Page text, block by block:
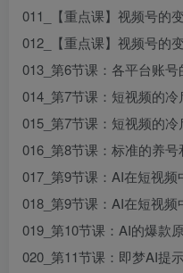
011_【重点课】视频号的
012_【重点课】视频号的
013_第6节课：各平台账
014_第7节课：短视频的
015_第7节课：短视频的冷
016_第8节课：标准的养
017_第9节课：AI在短视
018_第9节课：AI在短视
019_第10节课：AI的爆款
020_第11节课：即梦AI提